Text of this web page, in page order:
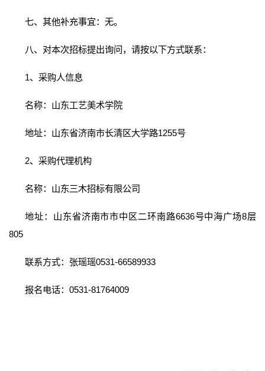
七、其他补充事宜：无。
八、对本次招标提出询问，请按以下方式联系：
1、采购人信息
名称：山东工艺美术学院
地址：山东省济南市长清区大学路1255号
2、采购代理机构
名称：山东三木招标有限公司
地址：山东省济南市市中区二环南路6636号中海广场8层
805
联系方式：张瑶瑶0531-66589933
报名电话：0531-81764009